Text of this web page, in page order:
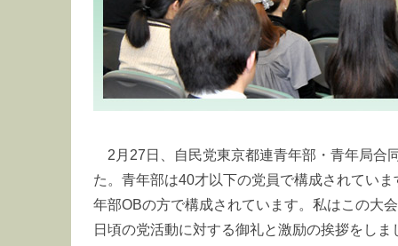
2月27日、自民党東京都連青年部・青年局合
た。青年部は40才以下の党員で構成されてい
年部OBの方で構成されています。私はこの大
日頃の党活動に対する御礼と激励の挨拶をし